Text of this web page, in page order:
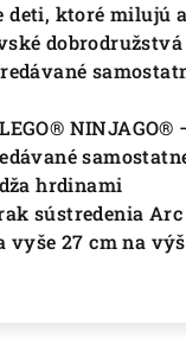
deti, ktoré milujú
hrdinami
sústredenia
vyše 27 cm na